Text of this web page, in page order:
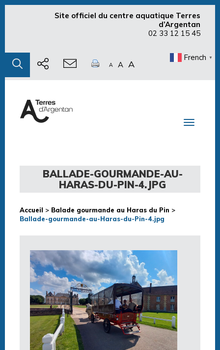
Site officiel du centre aquatique Terres
d’Argentan
02 33 12 15 45
A A A
French ▼
Toggle
BALLADE-GOURMANDE-AU-
HARAS-DU-PIN-4.JPG
Accueil > Balade gourmande au Haras du Pin >
Ballade-gourmande-au-Haras-du-Pin-4.jpg